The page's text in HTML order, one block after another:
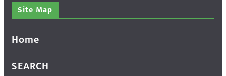
Site Map
Home
SEARCH